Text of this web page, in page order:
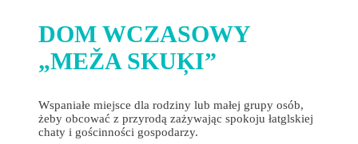
DOM WCZASOWY
„MEŽA SKUĶI”
Wspaniałe miejsce dla rodziny lub małej grupy osób,
żeby obcować z przyrodą zażywając spokoju łatglskiej
chaty i gościnności gospodarzy.